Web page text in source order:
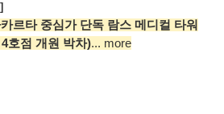
르타 중심가 단독 람스 메디컬 타워
호점 개원 박차)... more